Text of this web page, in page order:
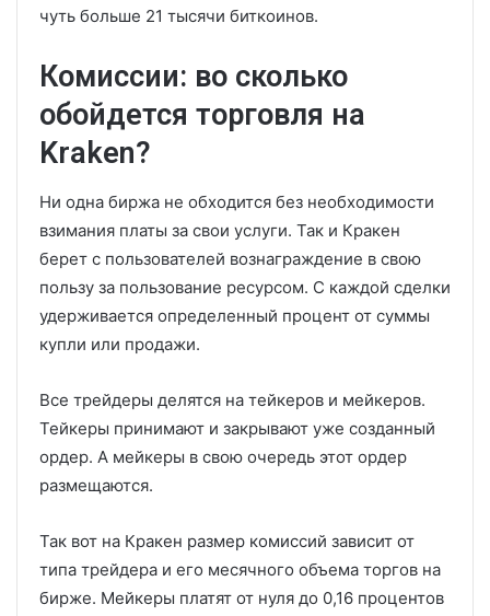
чуть больше 21 тысячи биткоинов.
Комиссии: во сколько
обойдется торговля на
Kraken?
Ни одна биржа не обходится без необходимости
взимания платы за свои услуги. Так и Кракен
берет с пользователей вознаграждение в свою
пользу за пользование ресурсом. С каждой сделки
удерживается определенный процент от суммы
купли или продажи.
Все трейдеры делятся на тейкеров и мейкеров.
Тейкеры принимают и закрывают уже созданный
ордер. А мейкеры в свою очередь этот ордер
размещаются.
Так вот на Кракен размер комиссий зависит от
типа трейдера и его месячного объема торгов на
бирже. Мейкеры платят от нуля до 0,16 процентов